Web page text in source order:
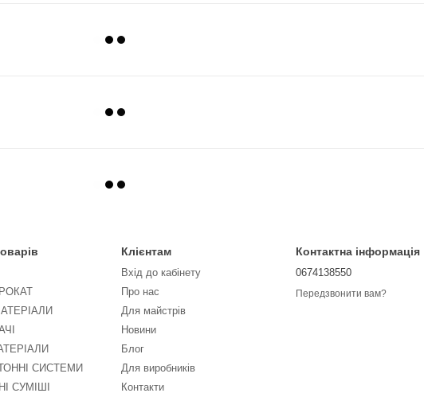
СИСТЕМИ
СУМІШІ
Клієнтам
Вхід до кабінету
Про нас
Для майстрів
Новини
Блог
Для виробників
Контакти
Контактна інформація
0674138550
Передзвонити вам?